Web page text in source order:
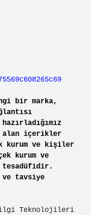
bir marka,
alan içerikler
kurum ve kişiler
kurum ve
tesadüfidir.
tavsiye
Bilgi Teknolojileri